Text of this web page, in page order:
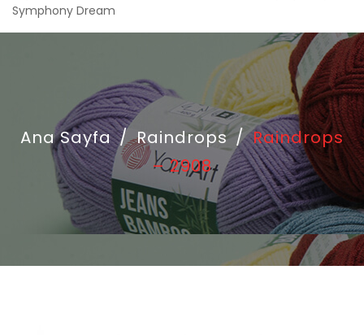
Symphony Dream
Ana Sayfa / Raindrops / Raindrops
– 2908